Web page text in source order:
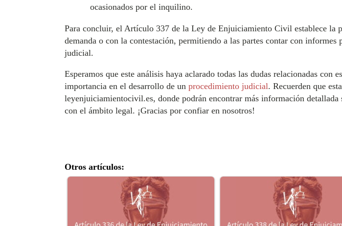
ocasionados por el inquilino.
Para concluir, el Artículo 337 de la Ley de Enjuiciamiento Civil establece la
demanda o con la contestación, permitiendo a las partes contar con
judicial.
Esperamos que este análisis haya aclarado todas las dudas relacionadas
importancia en el desarrollo de un procedimiento judicial. Recuerden que
leyenjuiciamientocivil.es, donde podrán encontrar más información
con el ámbito legal. ¡Gracias por confiar en nosotros!
Otros artículos: